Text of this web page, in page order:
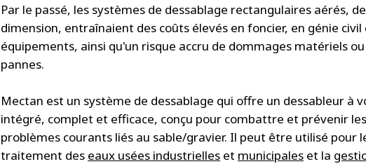
Par le passé, les systèmes de dessablage rectangulaires aérés,
dimension, entraînaient des coûts élevés en foncier, en génie civil
équipements, ainsi qu'un risque accru de dommages matériels
pannes.
Mectan est un système de dessablage qui offre un dessableur à
intégré, complet et efficace, conçu pour combattre et prévenir les
problèmes courants liés au sable/gravier. Il peut être utilisé pour
traitement des eaux usées industrielles et municipales et la